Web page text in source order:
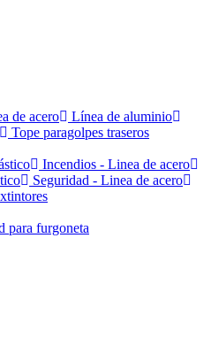
de acero
Línea de aluminio
Tope paragolpes traseros
Incendios - Linea de acero
Seguridad - Linea de acero
para furgoneta